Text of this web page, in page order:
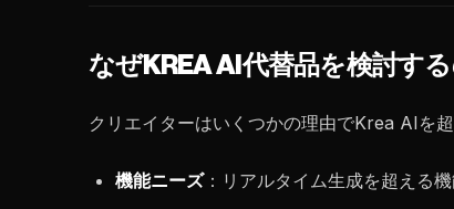
なぜKREA AI代替品を検討す
クリエイターはいくつかの理由でKrea AIを超
機能ニーズ：リアルタイム生成を超える